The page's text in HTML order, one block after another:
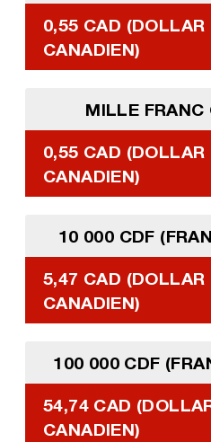
0,55 CAD (DOLLAR
CANADIEN)
MILLE FRANC
0,55 CAD (DOLLAR
CANADIEN)
10 000 CDF
5,47 CAD (DOLLAR
CANADIEN)
100 000 CDF
54,74 CAD
CANADIEN)